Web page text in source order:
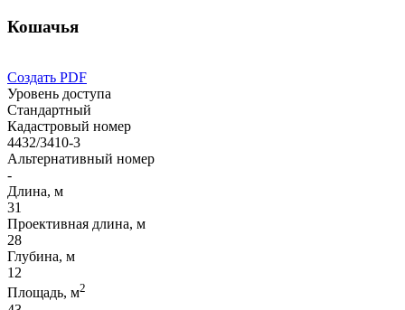
Кошачья
Создать PDF
Уровень доступа
Стандартный
Кадастровый номер
4432/3410-3
Альтернативный номер
-
Длина, м
31
Проективная длина, м
28
Глубина, м
12
Площадь, м2